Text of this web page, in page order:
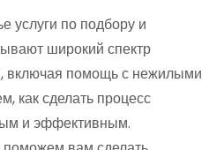
услуги по подбору и
широкий спектр
включая помощь с нежилыми
как сделать процесс
и эффективным.